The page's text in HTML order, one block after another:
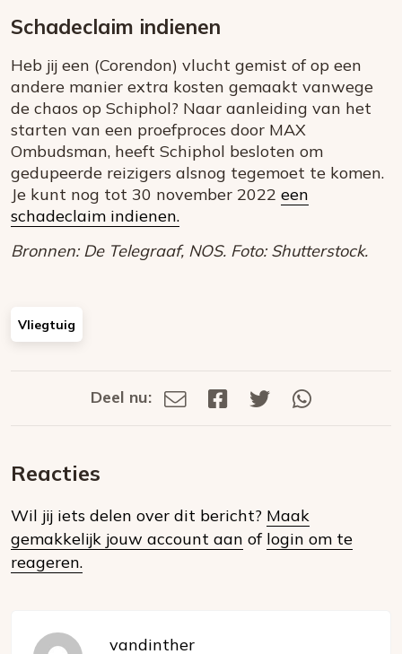
Schadeclaim indienen
Heb jij een (Corendon) vlucht gemist of op een
andere manier extra kosten gemaakt vanwege
de chaos op Schiphol? Naar aanleiding van het
starten van een proefproces door MAX
Ombudsman, heeft Schiphol besloten om
gedupeerde reizigers alsnog tegemoet te komen.
Je kunt nog tot 30 november 2022 een
schadeclaim indienen.
Bronnen: De Telegraaf, NOS. Foto: Shutterstock.
Vliegtuig
Deel
social
Deel nu:
Deel
Deel
Deel
Reacties
Wil jij iets delen over dit bericht? Maak
gemakkelijk jouw account aan of login om te
reageren.
vandinther